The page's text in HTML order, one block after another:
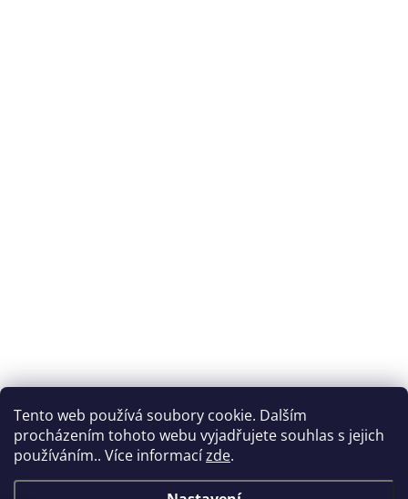
Tento web používá soubory cookie. Dalším
procházením tohoto webu vyjadřujete souhlas s jejich
používáním.. Více informacízde.